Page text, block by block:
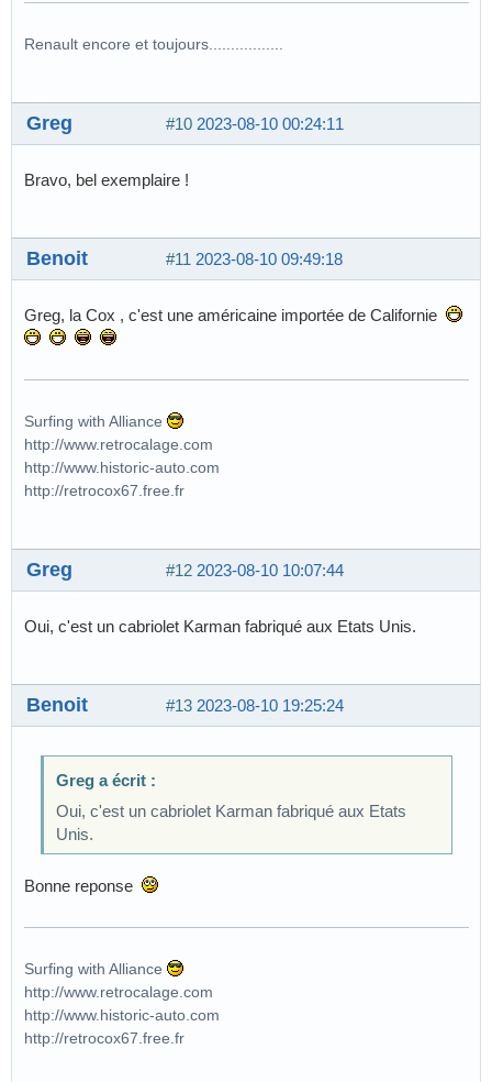
Renault encore et toujours.................
#10 2023-08-10 00:24:11
Greg
Bravo, bel exemplaire !
#11 2023-08-10 09:49:18
Benoit
Greg, la Cox , c'est une américaine importée de Californie
Surfing with Alliance
http://www.retrocalage.com
http://www.historic-auto.com
http://retrocox67.free.fr
#12 2023-08-10 10:07:44
Greg
Oui, c'est un cabriolet Karman fabriqué aux Etats Unis.
#13 2023-08-10 19:25:24
Benoit
Greg a écrit :
Oui, c'est un cabriolet Karman fabriqué aux Etats
Unis.
Bonne reponse
Surfing with Alliance
http://www.retrocalage.com
http://www.historic-auto.com
http://retrocox67.free.fr